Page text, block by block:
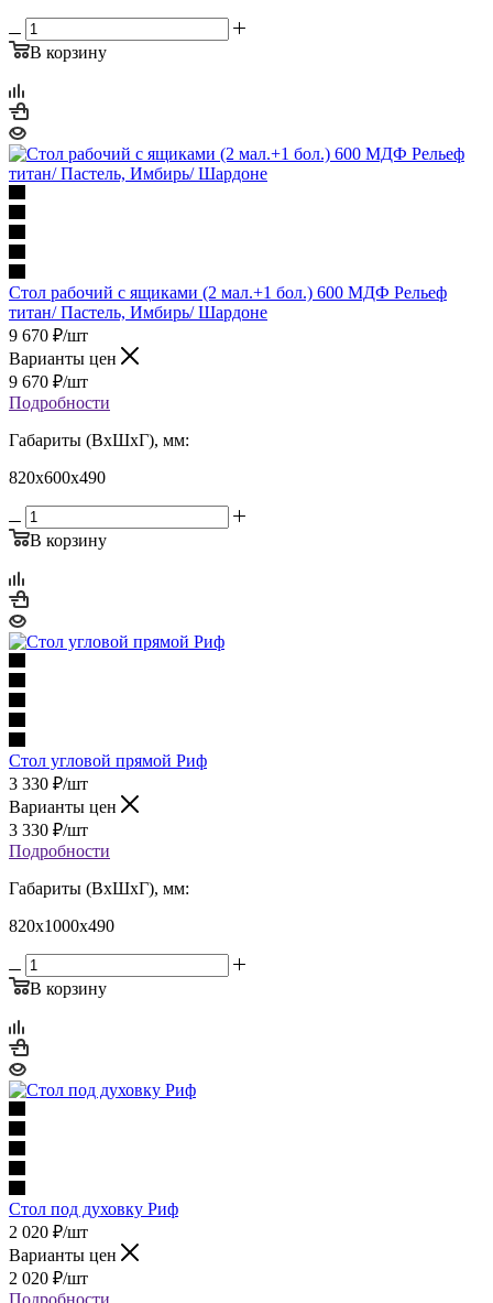
В корзину
Стол рабочий с ящиками (2 мал.+1 бол.) 600 МДФ Рельеф
титан/ Пастель, Имбирь/ Шардоне
9 670 ₽/шт
Варианты цен
9 670 ₽/шт
Подробности
Габариты (ВхШхГ), мм:
820х600х490
В корзину
Стол угловой прямой Риф
3 330 ₽/шт
Варианты цен
3 330 ₽/шт
Подробности
Габариты (ВхШхГ), мм:
820х1000х490
В корзину
Стол под духовку Риф
2 020 ₽/шт
Варианты цен
2 020 ₽/шт
Подробности